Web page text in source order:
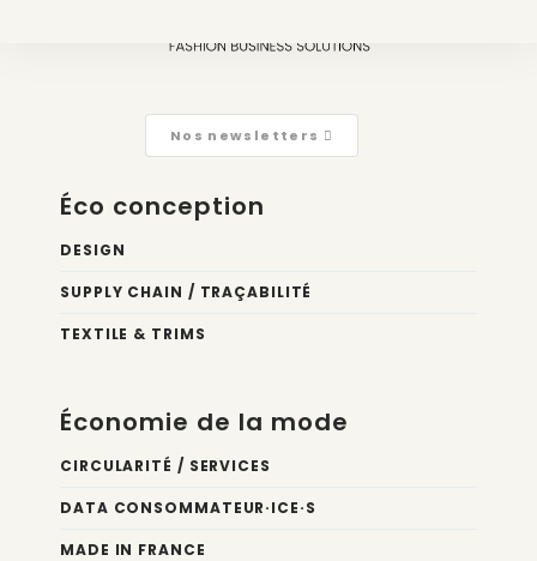
Nos newsletters
Éco conception
DESIGN
SUPPLY CHAIN / TRAÇABILITÉ
TEXTILE & TRIMS
Économie de la mode
CIRCULARITÉ / SERVICES
DATA CONSOMMATEUR·ICE·S
MADE IN FRANCE